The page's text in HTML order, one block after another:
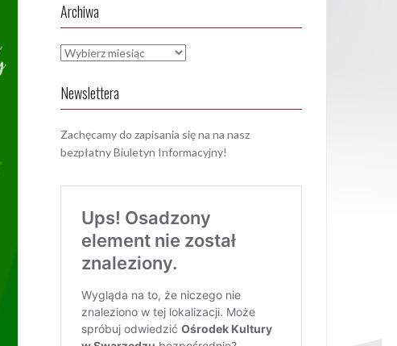
Archiwa
Archiwa
Newslettera
Zachęcamy do zapisania się na na nasz
bezpłatny Biuletyn Informacyjny!